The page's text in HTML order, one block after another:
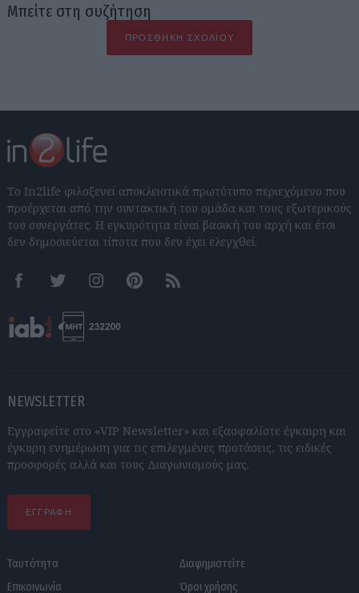
Μπείτε στη συζήτηση
ΠΡΟΣΘΉΚΗ ΣΧΟΛΊΟΥ
Το In2life φιλοξενεί αποκλειστικά πρωτότυπο περιεχόμενο που
προέρχεται από την συντακτική του ομάδα και τους εξωτερικούς
του συνεργάτες. Η εγκυρότητα είναι βασική του αρχή και έτσι
δεν δημοσιεύεται τίποτα που δεν έχει ελεγχθεί.
FacebookTwitter InstagramPinterestRSS feeds
NEWSLETTER
Εγγραφείτε στο «VIP Newsletter» και εξασφαλίστε έγκαιρη και
έγκυρη ενημέρωση για τις επιλεγμένες προτάσεις, τις ειδικές
προσφορές αλλά και τους Διαγωνισμούς μας.
ΕΓΓΡΑΦΗ
Ταυτότητα
Επικοινωνία
Διαφημιστείτε
Όροι χρήσης